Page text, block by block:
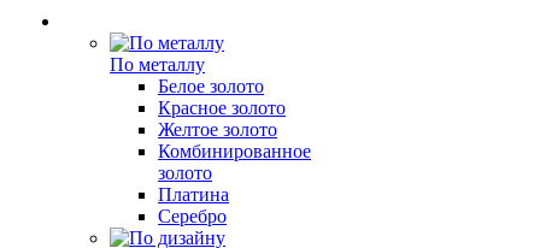
По металлу
Белое золото
Красное золото
Желтое золото
Комбинированное
золото
Платина
Серебро